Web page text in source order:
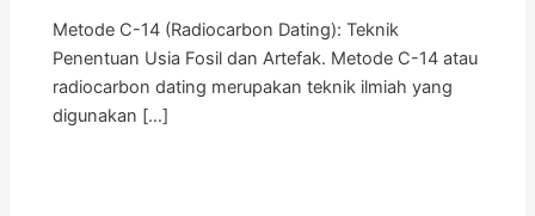
Metode C-14 (Radiocarbon Dating): Teknik
Penentuan Usia Fosil dan Artefak. Metode C-14 atau
radiocarbon dating merupakan teknik ilmiah yang
digunakan […]